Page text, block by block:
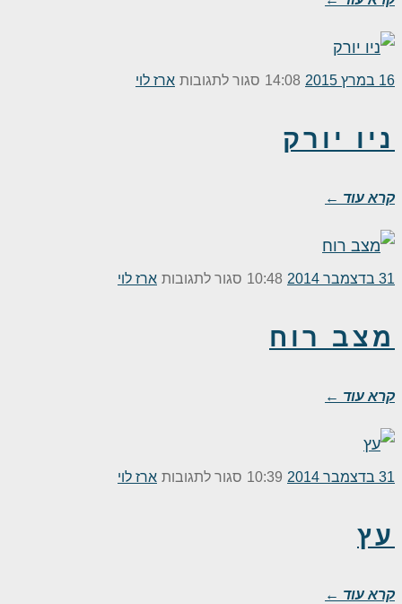
16 במרץ 2015 14:08 סגור לתגובותעלארז לוי
ניו יורק
קרא עוד ←
31 בדצמבר 2014 10:48 סגור לתגובותעלארז לוי
מצב רוח
קרא עוד ←
31 בדצמבר 2014 10:39 סגור לתגובותעלארז לוי
עץ
קרא עוד ←